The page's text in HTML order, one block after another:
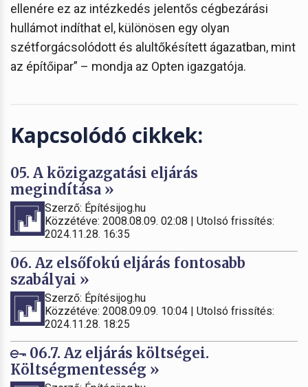
ellenére ez az intézkedés jelentős cégbezárási
hullámot indíthat el, különösen egy olyan
szétforgácsolódott és alultőkésített ágazatban, mint
az építőipar” – mondja az Opten igazgatója.
Kapcsolódó cikkek:
05. A közigazgatási eljárás
megindítása »
Szerző: Építésijog.hu
Közzétéve: 2008.08.09. 02:08 | Utolsó frissítés:
2024.11.28. 16:35
06. Az elsőfokú eljárás fontosabb
szabályai »
Szerző: Építésijog.hu
Közzétéve: 2008.09.09. 10:04 | Utolsó frissítés:
2024.11.28. 18:25
06.7. Az eljárás költségei.
Költségmentesség »